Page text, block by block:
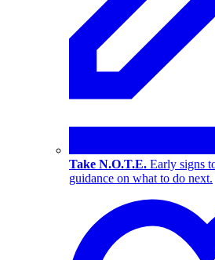
Take N.O.T.E. Early signs
guidance on what to do next.